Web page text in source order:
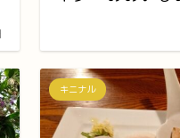
キニナル